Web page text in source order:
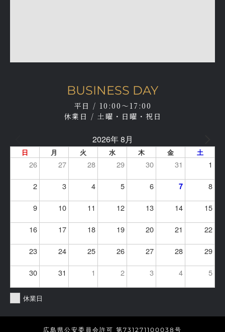
BUSINESS DAY
平日 / 10:00～17:00
休業日 / 土曜・日曜・祝日
2026年 8月
日 月 火 水 木 金 土
26 27 28 29 30 31 1
2 3 4 5 6 7 8
9 10 11 12 13 14 15
16 17 18 19 20 21 22
23 24 25 26 27 28 29
30 31 1 2 3 4 5
休業日
広島県公安委員会許可 第731271100038号